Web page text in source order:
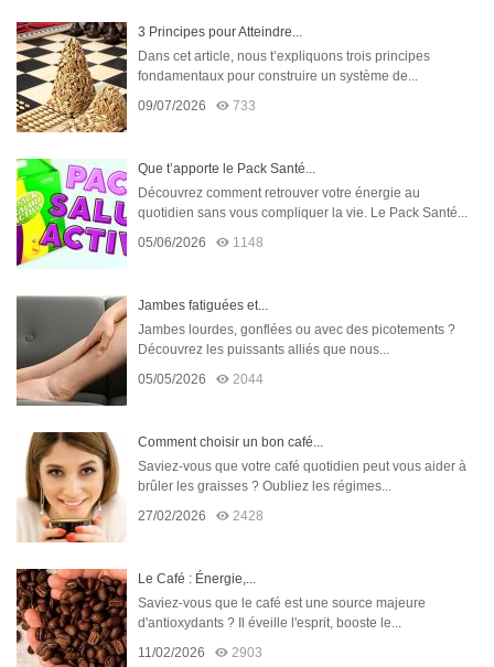
3 Principes pour Atteindre...
Dans cet article, nous t’expliquons trois principes
fondamentaux pour construire un système de...
09/07/2026
733
Que t’apporte le Pack Santé...
Découvrez comment retrouver votre énergie au
quotidien sans vous compliquer la vie. Le Pack Santé...
05/06/2026
1148
Jambes fatiguées et...
Jambes lourdes, gonflées ou avec des picotements ?
Découvrez les puissants alliés que nous...
05/05/2026
2044
Comment choisir un bon café...
Saviez-vous que votre café quotidien peut vous aider à
brûler les graisses ? Oubliez les régimes...
27/02/2026
2428
Le Café : Énergie,...
Saviez-vous que le café est une source majeure
d'antioxydants ? Il éveille l'esprit, booste le...
11/02/2026
2903